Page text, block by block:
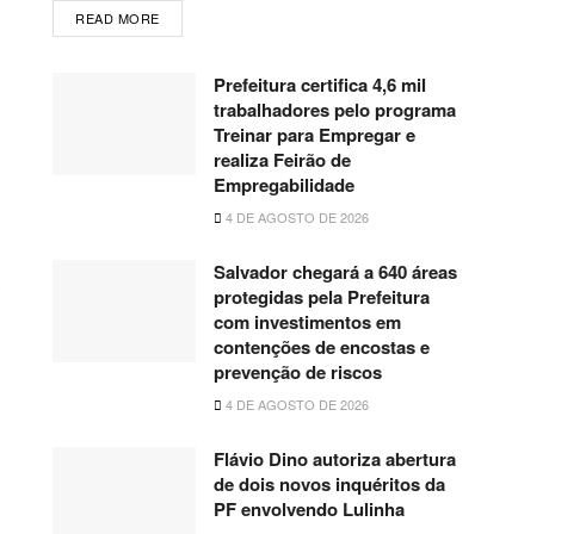
READ MORE
Prefeitura certifica 4,6 mil
trabalhadores pelo programa
Treinar para Empregar e
realiza Feirão de
Empregabilidade
4 DE AGOSTO DE 2026
Salvador chegará a 640 áreas
protegidas pela Prefeitura
com investimentos em
contenções de encostas e
prevenção de riscos
4 DE AGOSTO DE 2026
Flávio Dino autoriza abertura
de dois novos inquéritos da
PF envolvendo Lulinha